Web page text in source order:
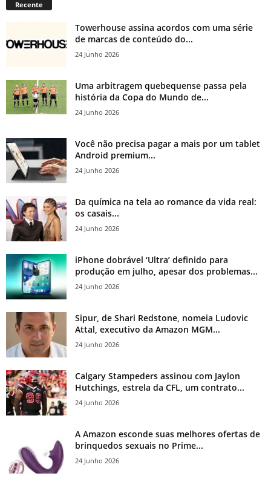
Recente
Towerhouse assina acordos com uma série
de marcas de conteúdo do...
24 Junho 2026
Uma arbitragem quebequense passa pela
história da Copa do Mundo de...
24 Junho 2026
Você não precisa pagar a mais por um tablet
Android premium...
24 Junho 2026
Da química na tela ao romance da vida real:
os casais...
24 Junho 2026
iPhone dobrável ‘Ultra’ definido para
produção em julho, apesar dos problemas...
24 Junho 2026
Sipur, de Shari Redstone, nomeia Ludovic
Attal, executivo da Amazon MGM...
24 Junho 2026
Calgary Stampeders assinou com Jaylon
Hutchings, estrela da CFL, um contrato...
24 Junho 2026
A Amazon esconde suas melhores ofertas de
brinquedos sexuais no Prime...
24 Junho 2026